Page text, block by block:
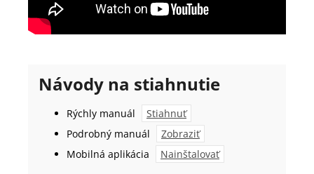
Návody na stiahnutie
Rýchly manuál
Stiahnuť
Podrobný manuál
Zobraziť
Mobilná aplikácia
Nainštalovať